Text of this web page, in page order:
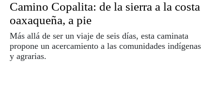
Camino Copalita: de la sierra a la costa
oaxaqueña, a pie
Más allá de ser un viaje de seis días, esta caminata
propone un acercamiento a las comunidades indígenas
y agrarias.